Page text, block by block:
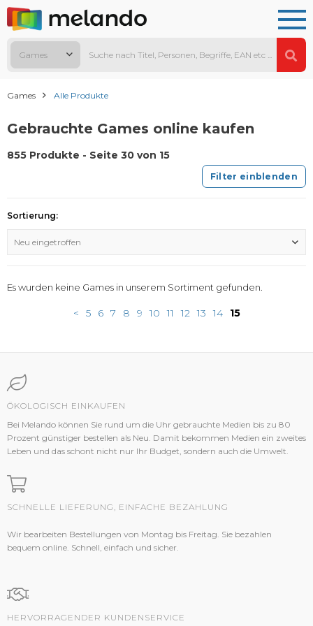
Games
Games Alle Produkte
Gebrauchte Games online kaufen
855 Produkte - Seite 30 von 15
Filter einblenden
Sortierung:
Neu eingetroffen
Es wurden keine Games in unserem Sortiment gefunden.
< 5 6 7 8 9 10 11 12 13 14 15
ÖKOLOGISCH EINKAUFEN
Bei Melando können Sie rund um die Uhr gebrauchte Medien bis zu 80
Prozent günstiger bestellen als Neu. Damit bekommen Medien ein zweites
Leben und das schont nicht nur Ihr Budget, sondern auch die Umwelt.
SCHNELLE LIEFERUNG, EINFACHE BEZAHLUNG
Wir bearbeiten Bestellungen von Montag bis Freitag. Sie bezahlen
bequem online. Schnell, einfach und sicher.
HERVORRAGENDER KUNDENSERVICE